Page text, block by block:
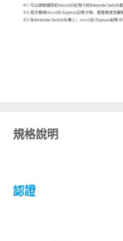
規格說明
認證